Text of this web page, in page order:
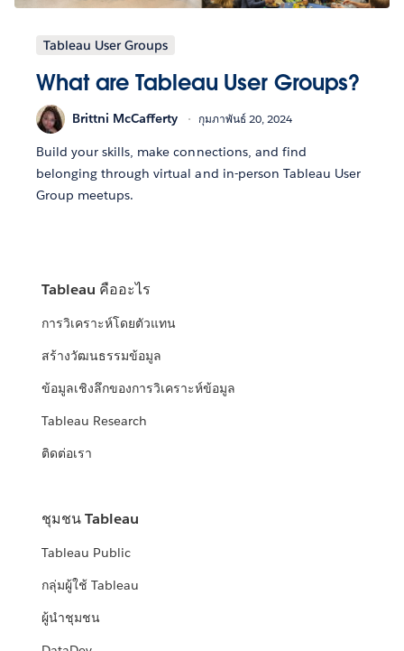
Tableau User Groups
What are Tableau User Groups?
Brittni McCafferty กุมภาพันธ์ 20, 2024
Build your skills, make connections, and find
belonging through virtual and in-person Tableau User
Group meetups.
Tableau คืออะไร
การวิเคราะห์โดยตัวแทน
สร้างวัฒนธรรมข้อมูล
ข้อมูลเชิงลึกของการวิเคราะห์ข้อมูล
Tableau Research
ติดต่อเรา
ชุมชน Tableau
Tableau Public
กลุ่มผู้ใช้ Tableau
ผู้นำชุมชน